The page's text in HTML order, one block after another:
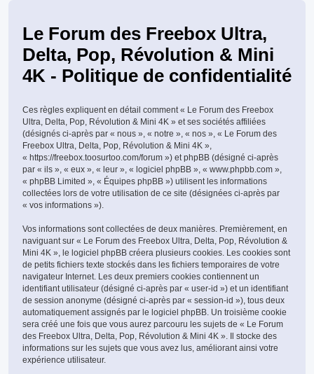
Le Forum des Freebox Ultra,
Delta, Pop, Révolution & Mini
4K - Politique de confidentialité
Ces règles expliquent en détail comment « Le Forum des Freebox
Ultra, Delta, Pop, Révolution & Mini 4K » et ses sociétés affiliées
(désignés ci-après par « nous », « notre », « nos », « Le Forum des
Freebox Ultra, Delta, Pop, Révolution & Mini 4K »,
« https://freebox.toosurtoo.com/forum ») et phpBB (désigné ci-après
par « ils », « eux », « leur », « logiciel phpBB », « www.phpbb.com »,
« phpBB Limited », « Équipes phpBB ») utilisent les informations
collectées lors de votre utilisation de ce site (désignées ci-après par
« vos informations »).
Vos informations sont collectées de deux manières. Premièrement, en
naviguant sur « Le Forum des Freebox Ultra, Delta, Pop, Révolution &
Mini 4K », le logiciel phpBB créera plusieurs cookies. Les cookies sont
de petits fichiers texte stockés dans les fichiers temporaires de votre
navigateur Internet. Les deux premiers cookies contiennent un
identifiant utilisateur (désigné ci-après par « user-id ») et un identifiant
de session anonyme (désigné ci-après par « session-id »), tous deux
automatiquement assignés par le logiciel phpBB. Un troisième cookie
sera créé une fois que vous aurez parcouru les sujets de « Le Forum
des Freebox Ultra, Delta, Pop, Révolution & Mini 4K ». Il stocke des
informations sur les sujets que vous avez lus, améliorant ainsi votre
expérience utilisateur.